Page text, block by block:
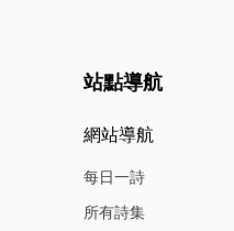
站點導航
網站導航
每日一詩
所有詩集